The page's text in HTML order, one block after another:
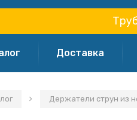
Доставка
Держатели струн из